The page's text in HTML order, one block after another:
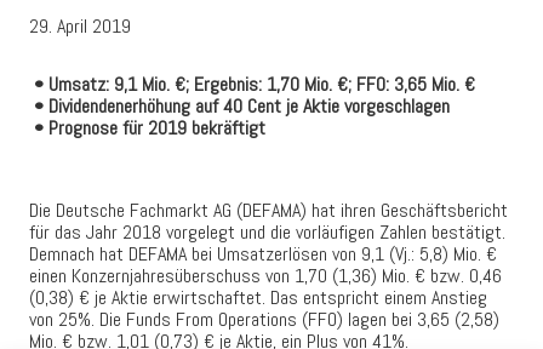
29. April 2019
• Umsatz: 9,1 Mio. €; Ergebnis: 1,70 Mio. €; FFO: 3,65 Mio. €
• Dividendenerhöhung auf 40 Cent je Aktie vorgeschlagen
• Prognose für 2019 bekräftigt
Die Deutsche Fachmarkt AG (DEFAMA) hat ihren Geschäftsbericht
für das Jahr 2018 vorgelegt und die vorläufigen Zahlen bestätigt.
Demnach hat DEFAMA bei Umsatzerlösen von 9,1 (Vj.: 5,8) Mio. €
einen Konzernjahresüberschuss von 1,70 (1,36) Mio. € bzw. 0,46
(0,38) € je Aktie erwirtschaftet. Das entspricht einem Anstieg
von 25%. Die Funds From Operations (FFO) lagen bei 3,65 (2,58)
Mio. € bzw. 1,01 (0,73) € je Aktie, ein Plus von 41%.